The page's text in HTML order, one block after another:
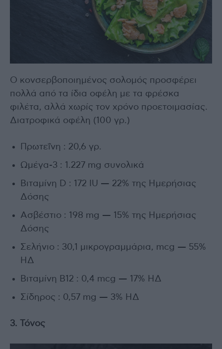
Ο κονσερβοποιημένος σολομός προσφέρει
πολλά από τα ίδια οφέλη με τα φρέσκα
φιλέτα, αλλά χωρίς τον χρόνο προετοιμασίας.
Διατροφικά οφέλη (100 γρ.)
Πρωτεΐνη : 20,6 γρ.
Ωμέγα-3 : 1.227 mg συνολικά
Βιταμίνη D : 172 IU — 22% της Ημερήσιας
Δόσης
Ασβέστιο : 198 mg — 15% της Ημερήσιας
Δόσης
Σελήνιο : 30,1 μικρογραμμάρια, mcg — 55%
ΗΔ
Βιταμίνη Β12 : 0,4 mcg — 17% ΗΔ
Σίδηρος : 0,57 mg — 3% ΗΔ
3. Τόνος